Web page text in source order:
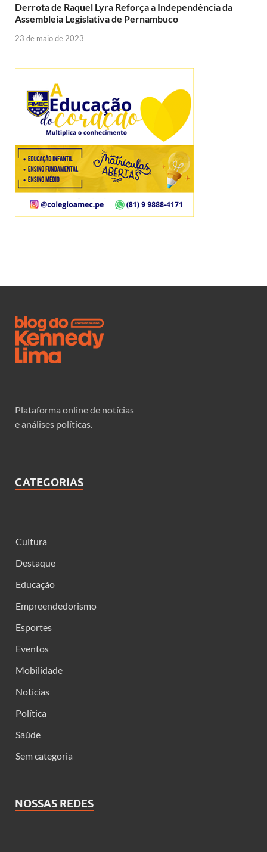
Derrota de Raquel Lyra Reforça a Independência da
Assembleia Legislativa de Pernambuco
23 de maio de 2023
Plataforma online de notícias
e análises políticas.
CATEGORIAS
Cultura
Destaque
Educação
Empreendedorismo
Esportes
Eventos
Mobilidade
Notícias
Política
Saúde
Sem categoria
NOSSAS REDES